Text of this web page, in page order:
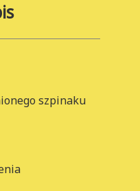
szpinaku